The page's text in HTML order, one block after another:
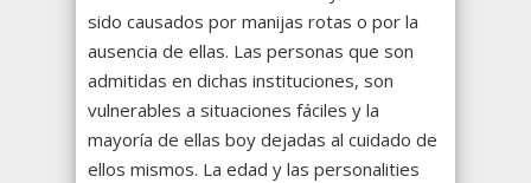
sido causados por manijas rotas o por la
ausencia de ellas. Las personas que son
admitidas en dichas instituciones, son
vulnerables a situaciones fáciles y la
mayoría de ellas boy dejadas al cuidado de
ellos mismos. La edad y las personalities